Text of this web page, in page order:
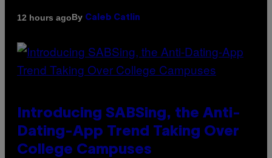
12 hours agoBy Caleb Catlin
Introducing SABSing, the Anti-
Dating-App Trend Taking Over
College Campuses